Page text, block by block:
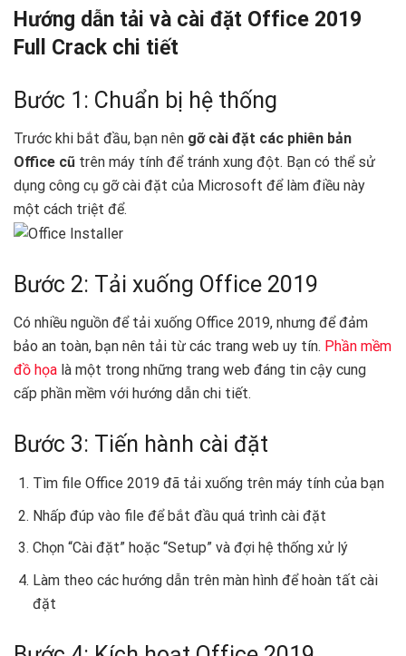
Hướng dẫn tải và cài đặt Office 2019
Full Crack chi tiết
Bước 1: Chuẩn bị hệ thống
Trước khi bắt đầu, bạn nên gỡ cài đặt các phiên bản
Office cũ trên máy tính để tránh xung đột. Bạn có thể sử
dụng công cụ gỡ cài đặt của Microsoft để làm điều này
một cách triệt để.
Bước 2: Tải xuống Office 2019
Có nhiều nguồn để tải xuống Office 2019, nhưng để đảm
bảo an toàn, bạn nên tải từ các trang web uy tín. Phần mềm
đồ họa là một trong những trang web đáng tin cậy cung
cấp phần mềm với hướng dẫn chi tiết.
Bước 3: Tiến hành cài đặt
Tìm file Office 2019 đã tải xuống trên máy tính của bạn
Nhấp đúp vào file để bắt đầu quá trình cài đặt
Chọn “Cài đặt” hoặc “Setup” và đợi hệ thống xử lý
Làm theo các hướng dẫn trên màn hình để hoàn tất cài
đặt